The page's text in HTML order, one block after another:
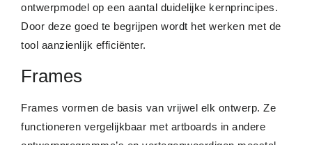
ontwerpmodel op een aantal duidelijke kernprincipes.
Door deze goed te begrijpen wordt het werken met de
tool aanzienlijk efficiënter.
Frames
Frames vormen de basis van vrijwel elk ontwerp. Ze
functioneren vergelijkbaar met artboards in andere